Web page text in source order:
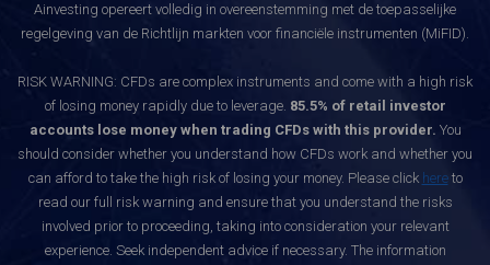
Ainvesting opereert volledig in overeenstemming met de toepasselijke
regelgeving van de Richtlijn markten voor financiële instrumenten (MiFID).
RISK WARNING: CFDs are complex instruments and come with a high risk
of losing money rapidly due to leverage. 85.5% of retail investor
accounts lose money when trading CFDs with this provider. You
should consider whether you understand how CFDs work and whether you
can afford to take the high risk of losing your money. Please click hereto
read our full risk warning and ensure that you understand the risks
involved prior to proceeding, taking into consideration your relevant
experience. Seek independent advice if necessary. The information